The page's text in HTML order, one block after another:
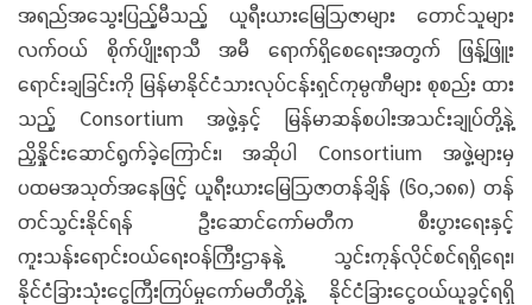
အရည်အသွေးပြည့်မီသည့် ယူရီးယားမြေဩဇာများ တောင်သူများ
လက်ဝယ် စိုက်ပျိုးရာသီ အမီ ရောက်ရှိစေရေးအတွက် ဖြန့်ဖြူး
ရောင်းချခြင်းကို မြန်မာနိုင်ငံသားလုပ်ငန်းရှင်ကုမ္ပဏီများ စုစည်း ထား
သည့် Consortium အဖွဲ့နှင့် မြန်မာဆန်စပါးအသင်းချုပ်တို့နဲ့
ညှိနှိုင်းဆောင်ရွက်ခဲ့ကြောင်း၊ အဆိုပါ Consortium အဖွဲ့များမှ
ပထမအသုတ်အနေဖြင့် ယူရီးယားမြေဩဇာတန်ချိန် (၆၀,၁၈၈) တန်
တင်သွင်းနိုင်ရန် ဦးဆောင်ကော်မတီက စီးပွားရေးနှင့်
ကူးသန်းရောင်းဝယ်ရေးဝန်ကြီးဌာနနဲ့ သွင်းကုန်လိုင်စင်ရရှိရေး၊
နိုင်ငံခြားသုံးငွေကြီးကြပ်မှုကော်မတီတို့နဲ့ နိုင်ငံခြားငွေဝယ်ယူခွင့်ရရှိ